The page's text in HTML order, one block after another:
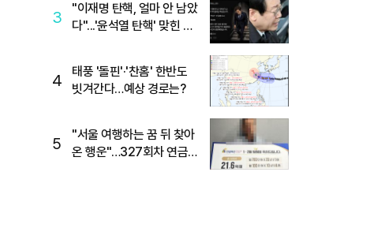
3
"이재명 탄핵, 얼마 안 남았
다"...'윤석열 탄핵' 맞힌 무
4
태풍 '돌핀'·'찬홈' 한반도
빗겨간다…예상 경로는?
5
"서울 여행하는 꿈 뒤 찾아
온 행운"…327회차 연금